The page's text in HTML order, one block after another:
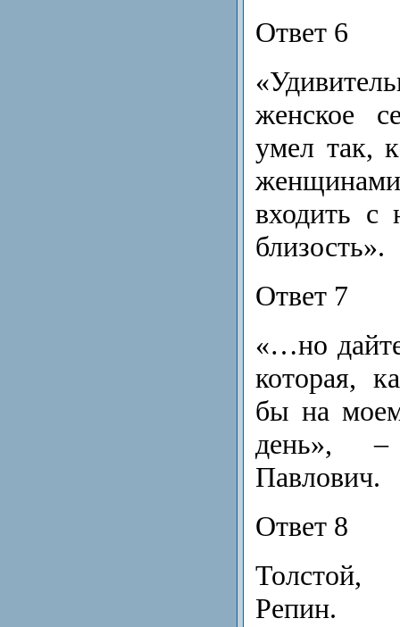
Ответ 6
женское
умел так,
входить с
близость».
Ответ 7
«…но
которая,
бы на
день»,
Павлович.
Ответ 8
Репин.